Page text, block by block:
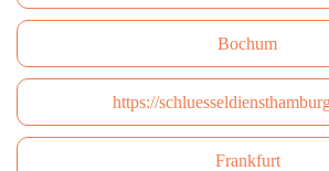
Bochum
https://
Frankfurt